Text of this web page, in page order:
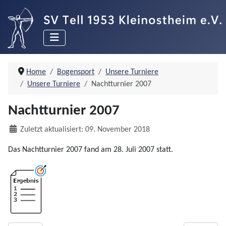
Home Bogensport
Unsere Turniere
Unsere Turniere
Nachtturnier 2007
Nachtturnier 2007
DetailsZuletzt aktualisiert: 09. November 2018
Das Nachtturnier 2007 fand am 28. Juli 2007 statt.